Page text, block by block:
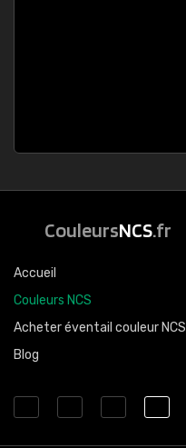
CouleursNCS.fr
Accueil
Couleurs NCS
Acheter éventail couleur NCS
Blog